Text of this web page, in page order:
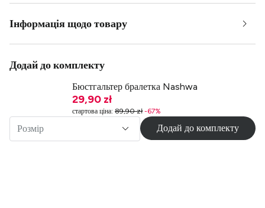
Інформація щодо товару
Додай до комплекту
Бюстгальтер бралетка Nashwa
29,90 zł
стартова ціна: 89,90 zł -67%
Розмір Додай до комплекту